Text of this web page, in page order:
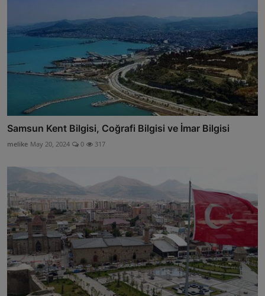
Samsun Kent Bilgisi, Coğrafi Bilgisi ve İmar Bilgisi
melike May 20, 2024 0 317